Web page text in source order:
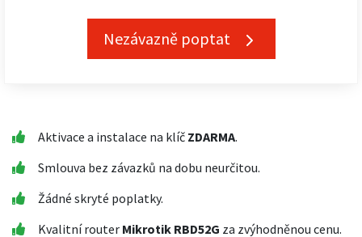
Nezávazně poptat
Aktivace a instalace na klíč ZDARMA.
Smlouva bez závazků na dobu neurčitou.
Žádné skryté poplatky.
Kvalitní router Mikrotik RBD52G za zvýhodněnou cenu.